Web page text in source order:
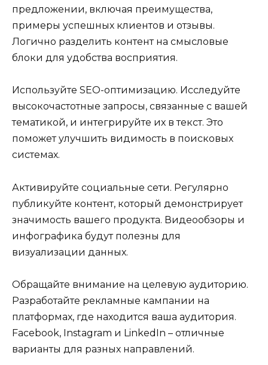
предложении, включая преимущества,
примеры успешных клиентов и отзывы.
Логично разделить контент на смысловые
блоки для удобства восприятия.
Используйте SEO-оптимизацию. Исследуйте
высокочастотные запросы, связанные с вашей
тематикой, и интегрируйте их в текст. Это
поможет улучшить видимость в поисковых
системах.
Активируйте социальные сети. Регулярно
публикуйте контент, который демонстрирует
значимость вашего продукта. Видеообзоры и
инфографика будут полезны для
визуализации данных.
Обращайте внимание на целевую аудиторию.
Разработайте рекламные кампании на
платформах, где находится ваша аудитория.
Facebook, Instagram и LinkedIn – отличные
варианты для разных направлений.